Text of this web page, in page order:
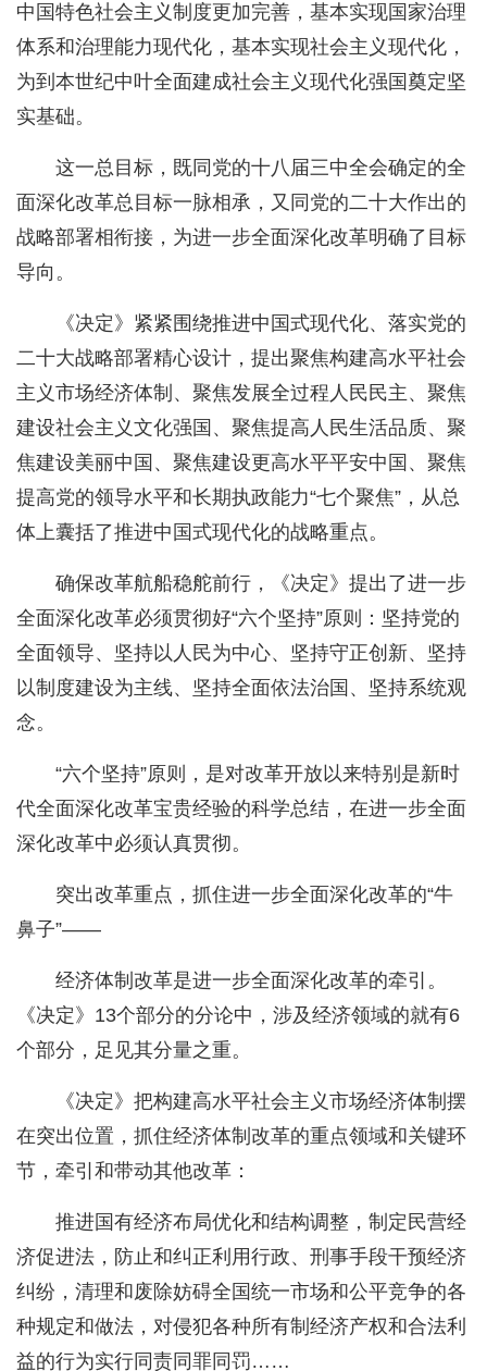
中国特色社会主义制度更加完善，基本实现国家治理
体系和治理能力现代化，基本实现社会主义现代化，
为到本世纪中叶全面建成社会主义现代化强国奠定坚
实基础。
这一总目标，既同党的十八届三中全会确定的全
面深化改革总目标一脉相承，又同党的二十大作出的
战略部署相衔接，为进一步全面深化改革明确了目标
导向。
《决定》紧紧围绕推进中国式现代化、落实党的
二十大战略部署精心设计，提出聚焦构建高水平社会
主义市场经济体制、聚焦发展全过程人民民主、聚焦
建设社会主义文化强国、聚焦提高人民生活品质、聚
焦建设美丽中国、聚焦建设更高水平平安中国、聚焦
提高党的领导水平和长期执政能力“七个聚焦”，从总
体上囊括了推进中国式现代化的战略重点。
确保改革航船稳舵前行，《决定》提出了进一步
全面深化改革必须贯彻好“六个坚持”原则：坚持党的
全面领导、坚持以人民为中心、坚持守正创新、坚持
以制度建设为主线、坚持全面依法治国、坚持系统观
念。
“六个坚持”原则，是对改革开放以来特别是新时
代全面深化改革宝贵经验的科学总结，在进一步全面
深化改革中必须认真贯彻。
突出改革重点，抓住进一步全面深化改革的“牛
鼻子”——
经济体制改革是进一步全面深化改革的牵引。
《决定》13个部分的分论中，涉及经济领域的就有6
个部分，足见其分量之重。
《决定》把构建高水平社会主义市场经济体制摆
在突出位置，抓住经济体制改革的重点领域和关键环
节，牵引和带动其他改革：
推进国有经济布局优化和结构调整，制定民营经
济促进法，防止和纠正利用行政、刑事手段干预经济
纠纷，清理和废除妨碍全国统一市场和公平竞争的各
种规定和做法，对侵犯各种所有制经济产权和合法利
益的行为实行同责同罪同罚……